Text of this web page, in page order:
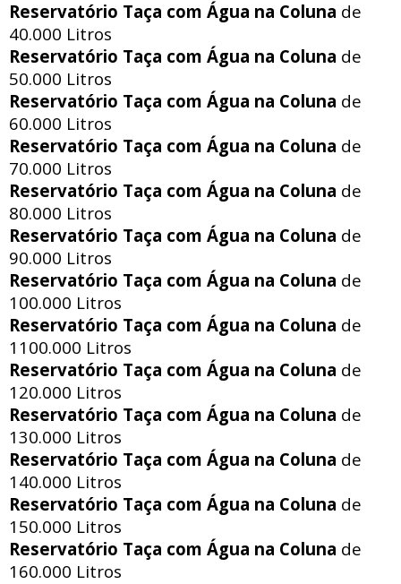
Reservatório Taça com Água na Coluna de
40.000 Litros
Reservatório Taça com Água na Coluna de
50.000 Litros
Reservatório Taça com Água na Coluna de
60.000 Litros
Reservatório Taça com Água na Coluna de
70.000 Litros
Reservatório Taça com Água na Coluna de
80.000 Litros
Reservatório Taça com Água na Coluna de
90.000 Litros
Reservatório Taça com Água na Coluna de
100.000 Litros
Reservatório Taça com Água na Coluna de
1100.000 Litros
Reservatório Taça com Água na Coluna de
120.000 Litros
Reservatório Taça com Água na Coluna de
130.000 Litros
Reservatório Taça com Água na Coluna de
140.000 Litros
Reservatório Taça com Água na Coluna de
150.000 Litros
Reservatório Taça com Água na Coluna de
160.000 Litros